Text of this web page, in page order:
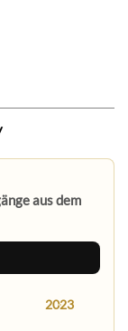
aus dem
2023